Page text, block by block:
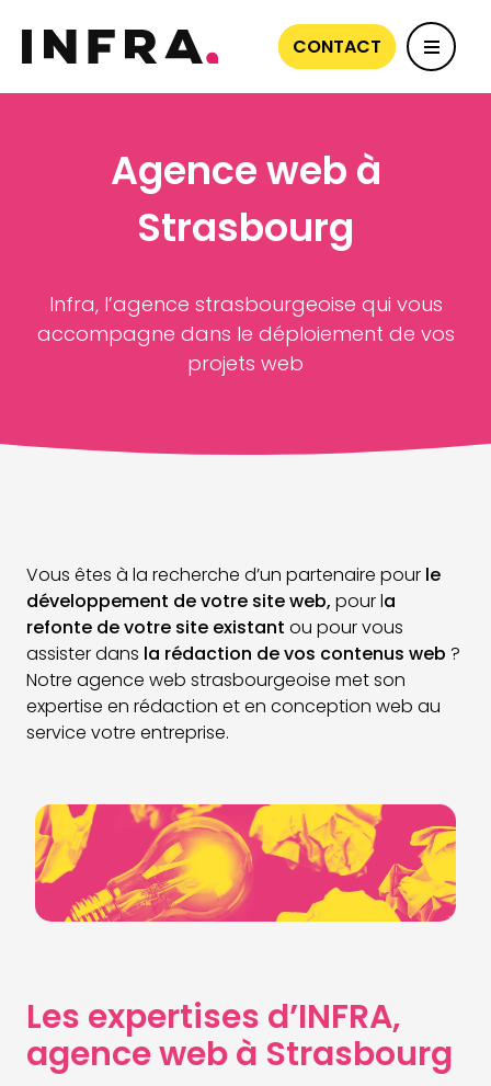
CONTACT
Agence web à
Strasbourg
Infra, l’agence strasbourgeoise qui vous
accompagne dans le déploiement de vos
projets web
Vous êtes à la recherche d’un partenaire pour le
développement de votre site web, pour la
refonte de votre site existant ou pour vous
assister dans la rédaction de vos contenus web ?
Notre agence web strasbourgeoise met son
expertise en rédaction et en conception web au
service votre entreprise.
Les expertises d’INFRA,
agence web à Strasbourg